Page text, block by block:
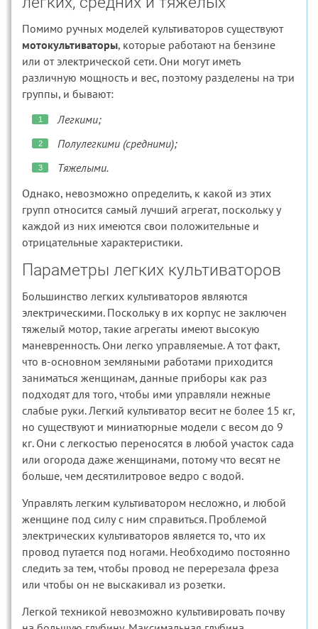
Помимо ручных моделей культиваторов существуют
мотокультиваторы, которые работают на бензине
или от электрической сети. Они могут иметь
различную мощность и вес, поэтому разделены на три
группы, и бывают:
Легкими;
Полулегкими (средними);
Тяжелыми.
Однако, невозможно определить, к какой из этих
групп относится самый лучший агрегат, поскольку у
каждой из них имеются свои положительные и
отрицательные характеристики.
Параметры легких культиваторов
Большинство легких культиваторов являются
электрическими. Поскольку в их корпус не заключен
тяжелый мотор, такие агрегаты имеют высокую
маневренность. Они легко управляемые. А тот факт,
что в-основном земляными работами приходится
заниматься женщинам, данные приборы как раз
подходят для того, чтобы ими управляли нежные
слабые руки. Легкий культиватор весит не более 15 кг,
но существуют и миниатюрные модели с весом до 9
кг. Они с легкостью переносятся в любой участок сада
или огорода даже женщинами, потому что весят не
больше, чем десятилитровое ведро с водой.
Управлять легким культиватором несложно, и любой
женщине под силу с ним справиться. Проблемой
электрических культиваторов является то, что их
провод путается под ногами. Необходимо постоянно
следить за тем, чтобы провод не перерезала фреза
или чтобы он не выскакивал из розетки.
Легкой техникой невозможно культивировать почву